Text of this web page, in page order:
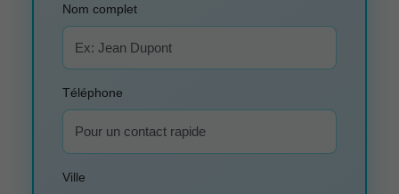
Nom complet
Téléphone
Ville